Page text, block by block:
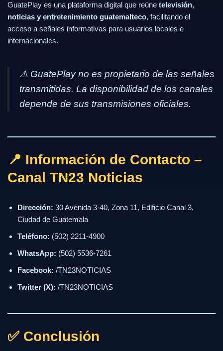
GuatePlay es una plataforma digital que reúne televisión,
noticias y entretenimiento guatemalteco, facilitando el
acceso a señales informativas para usuarios locales e
internacionales.
⚠️ GuatePlay no es propietario de las señales
transmitidas. La disponibilidad de los canales
depende de sus transmisiones oficiales.
📍 Información de Contacto –
Canal TN23 Noticias
Dirección: 30 Avenida 3-40, Zona 11, Edificio Canal 3,
Ciudad de Guatemala
Teléfono: (502) 2211-4900
WhatsApp: (502) 5536-7261
Facebook: /TN23NOTICIAS
Twitter (X): /TN23NOTICIAS
✅ Conclusión